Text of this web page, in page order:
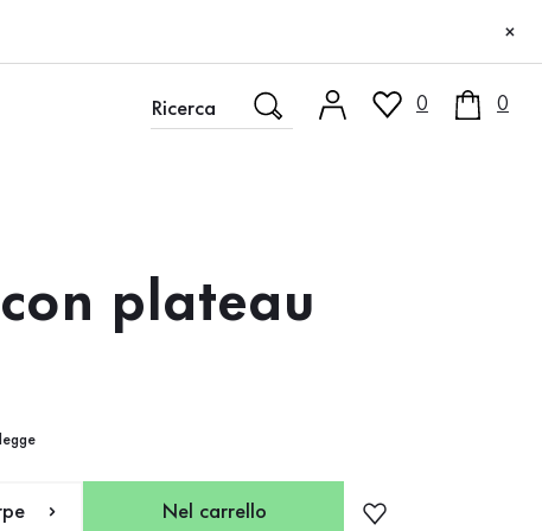
×
0 0
plateau
Nel carrello